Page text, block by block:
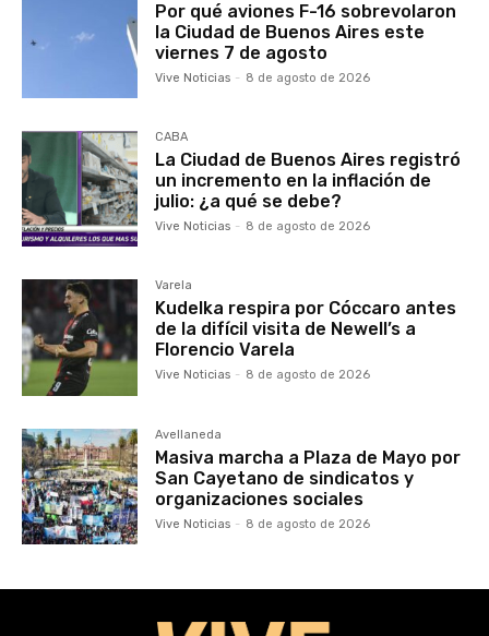
Por qué aviones F-16 sobrevolaron
la Ciudad de Buenos Aires este
viernes 7 de agosto
Vive Noticias - 8 de agosto de 2026
CABA
La Ciudad de Buenos Aires registró
un incremento en la inflación de
julio: ¿a qué se debe?
Vive Noticias - 8 de agosto de 2026
Varela
Kudelka respira por Cóccaro antes
de la difícil visita de Newell’s a
Florencio Varela
Vive Noticias - 8 de agosto de 2026
Avellaneda
Masiva marcha a Plaza de Mayo por
San Cayetano de sindicatos y
organizaciones sociales
Vive Noticias - 8 de agosto de 2026